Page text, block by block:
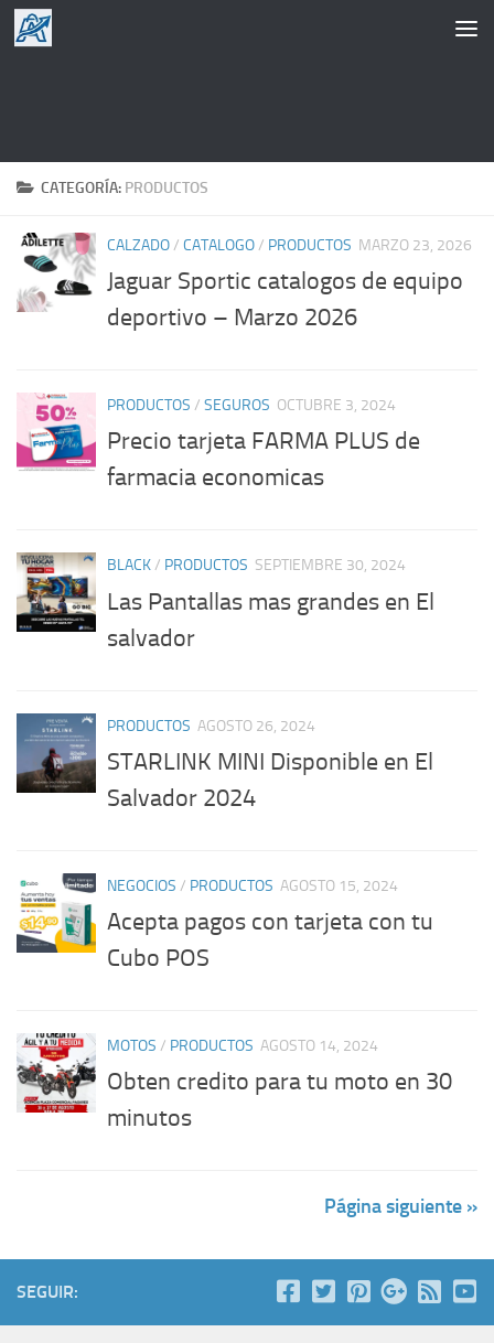
Saltar al contenido
CATEGORÍA: PRODUCTOS
CALZADO/ CATALOGO/ PRODUCTOS MARZO 23, 2026
Jaguar Sportic catalogos de equipo
deportivo – Marzo 2026
PRODUCTOS / SEGUROS OCTUBRE 3, 2024
Precio tarjeta FARMA PLUS de
farmacia economicas
BLACK/ PRODUCTOS SEPTIEMBRE 30, 2024
Las Pantallas mas grandes en El
salvador
PRODUCTOS AGOSTO 26, 2024
STARLINK MINI Disponible en El
Salvador 2024
NEGOCIOS / PRODUCTOS AGOSTO 15, 2024
Acepta pagos con tarjeta con tu
Cubo POS
MOTOS / PRODUCTOS AGOSTO 14, 2024
Obten credito para tu moto en 30
minutos
Página siguiente »
SEGUIR: